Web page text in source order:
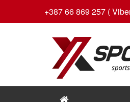
+387 66 869 257 (